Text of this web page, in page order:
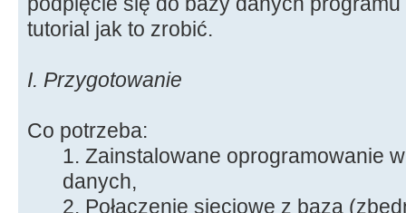
tutorial jak to zrobić.
I. Przygotowanie
Co potrzeba:
1. Zainstalowane oprogramowanie
danych,
2. Połączenie sieciowe z bazą